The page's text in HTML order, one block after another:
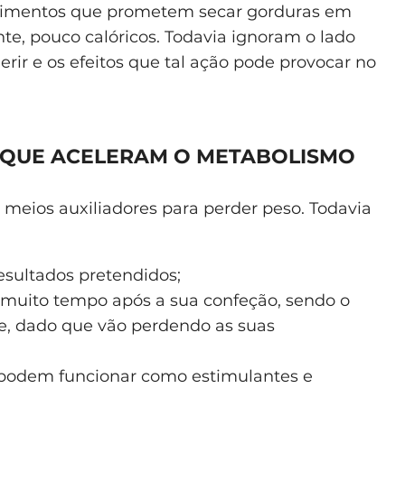
que prometem secar gorduras em
pouco calóricos. Todavia ignoram o lado
e os efeitos que tal ação pode provocar no
ACELERAM O METABOLISMO
auxiliadores para perder peso. Todavia
pretendidos;
tempo após a sua confeção, sendo o
dado que vão perdendo as suas
funcionar como estimulantes e